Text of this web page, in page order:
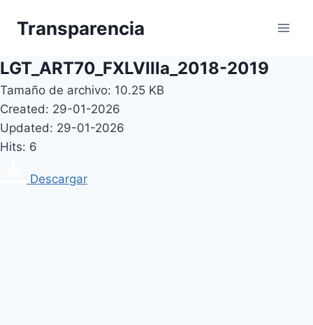
Transparencia
LGT_ART70_FXLVIIIa_2018-2019
Tamaño de archivo: 10.25 KB
Created: 29-01-2026
Updated: 29-01-2026
Hits: 6
Descargar